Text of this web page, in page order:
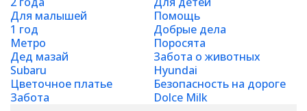
Для малышей
Помощь
1 год
Добрые дела
Метро
Поросята
Дед мазай
Забота о животных
Subaru
Hyundai
Цветочное платье
Безопасность на дороге
Забота
Dolce Milk